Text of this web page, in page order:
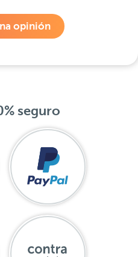
opinión
seguro